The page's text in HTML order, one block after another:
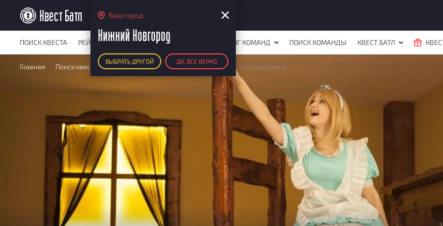
Нижний Новгород
Ваш город
Нижний Новгород
ВЫБРАТЬ ДРУГОЙ ДА, ВСЕ ВЕРНО
ПОИСК КВЕСТА РЕЙТИНГ КВЕСТОВ КАРТА КВЕСТОВ РЕЙТИНГ КОМАНД ПОИСК КОМАНДЫ КВЕСТ БАТЛ
Главная Поиск квестов Квесты для большой компании В гостях у великана